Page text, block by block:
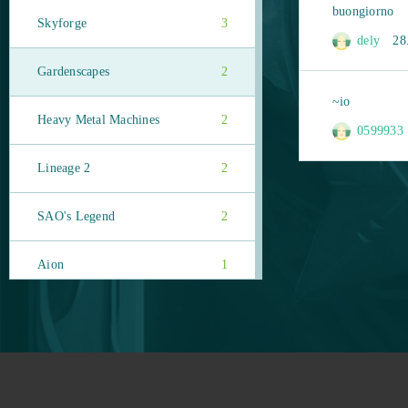
buongiorno
dely
~io
0599933
Skyforge 3
Gardenscapes 2
Heavy Metal Machines 2
Lineage 2 2
SAO's Legend 2
Aion 1